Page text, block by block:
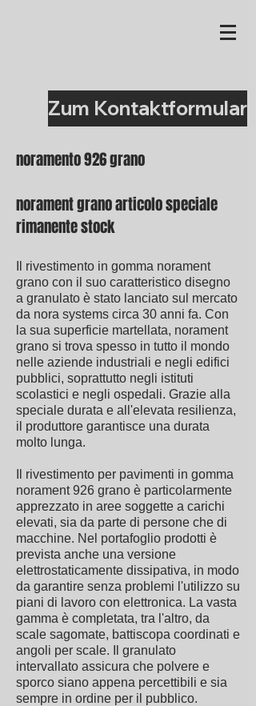
Zum Kontaktformular
noramento 926 grano
norament grano articolo speciale
rimanente stock
Il rivestimento in gomma norament
grano con il suo caratteristico disegno
a granulato è stato lanciato sul mercato
da nora systems circa 30 anni fa. Con
la sua superficie martellata, norament
grano si trova spesso in tutto il mondo
nelle aziende industriali e negli edifici
pubblici, soprattutto negli istituti
scolastici e negli ospedali. Grazie alla
speciale durata e all'elevata resilienza,
il produttore garantisce una durata
molto lunga.
Il rivestimento per pavimenti in gomma
norament 926 grano è particolarmente
apprezzato in aree soggette a carichi
elevati, sia da parte di persone che di
macchine. Nel portafoglio prodotti è
prevista anche una versione
elettrostaticamente dissipativa, in modo
da garantire senza problemi l'utilizzo su
piani di lavoro con elettronica. La vasta
gamma è completata, tra l'altro, da
scale sagomate, battiscopa coordinati e
angoli per scale. Il granulato
intervallato assicura che polvere e
sporco siano appena percettibili e sia
sempre in ordine per il pubblico.